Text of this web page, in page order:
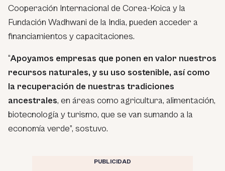
Cooperación Internacional de Corea-Koica y la
Fundación Wadhwani de la India, pueden acceder a
financiamientos y capacitaciones.
“Apoyamos empresas que ponen en valor nuestros
recursos naturales, y su uso sostenible, así como
la recuperación de nuestras tradiciones
ancestrales, en áreas como agricultura, alimentación,
biotecnología y turismo, que se van sumando a la
economía verde”, sostuvo.
PUBLICIDAD